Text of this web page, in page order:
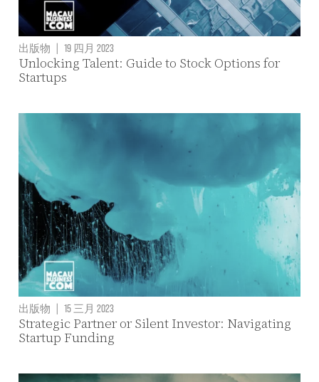
出版物 | 19 四月 2023
Unlocking Talent: Guide to Stock Options for
Startups
出版物 | 15 三月 2023
Strategic Partner or Silent Investor: Navigating
Startup Funding